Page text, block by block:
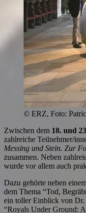
© ERZ, Foto:
Zwischen dem 18. und
zahlreiche Teilnehmer/
Messing und Stein. Zur
zusammen. Neben
wurde vor allem auch
Dazu gehörte neben
dem Thema “Tod,
ein toller Einblick von Dr.
“Royals Under Ground: